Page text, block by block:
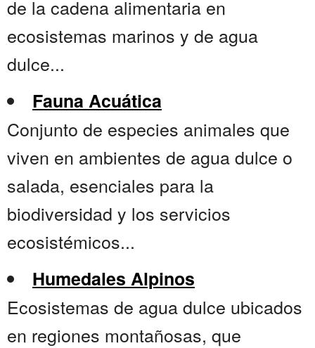
de la cadena alimentaria en
ecosistemas marinos y de agua
dulce...
Fauna Acuática
Conjunto de especies animales que
viven en ambientes de agua dulce o
salada, esenciales para la
biodiversidad y los servicios
ecosistémicos...
Humedales Alpinos
Ecosistemas de agua dulce ubicados
en regiones montañosas, que